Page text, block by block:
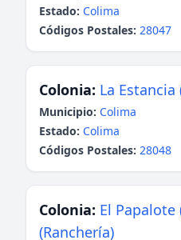
Estado: Colima
Códigos Postales: 28047
Colonia: La Estancia
Municipio: Colima
Estado: Colima
Códigos Postales: 28048
Colonia: El Papalote
(Ranchería)